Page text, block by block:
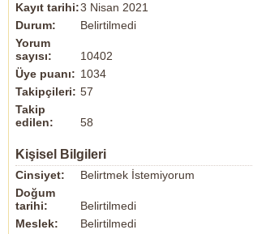
Kayıt tarihi:3 Nisan 2021
Durum:
Belirtilmedi
Yorum
sayısı:
10402
Üye puanı: 1034
Takipçileri: 57
Takip
edilen:
58
Kişisel Bilgileri
Cinsiyet:
Belirtmek İstemiyorum
Doğum
tarihi:
Belirtilmedi
Meslek:
Belirtilmedi